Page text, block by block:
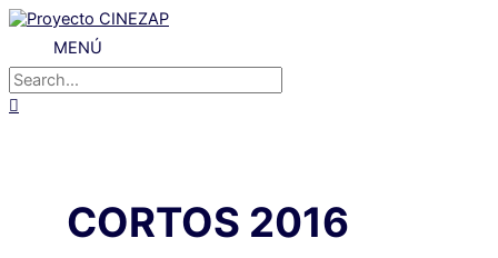
Ir
contenido
MENÚ
MENÚ
Buscar
por:
CORTOS 2016